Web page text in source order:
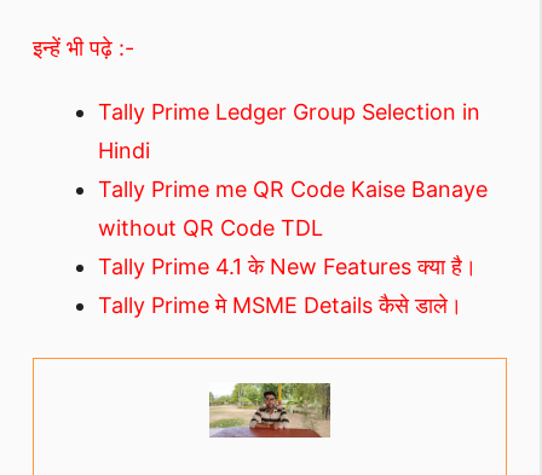
इन्हें भी पढ़े :-
Tally Prime Ledger Group Selection in
Hindi
Tally Prime me QR Code Kaise Banaye
without QR Code TDL
Tally Prime 4.1 के New Features क्या है।
Tally Prime मे MSME Details कैसे डाले।